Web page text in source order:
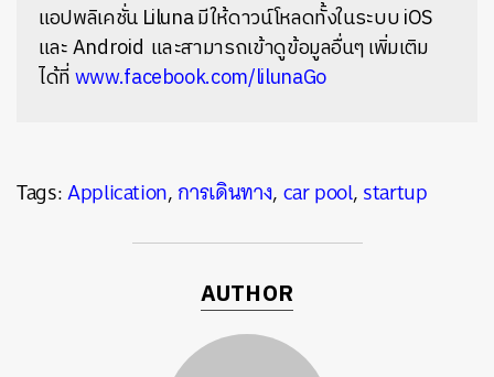
แอปพลิเคชั่น Liluna มีให้ดาวน์โหลดทั้งในระบบ iOS
และ Android และสามารถเข้าดูข้อมูลอื่นๆ เพิ่มเติม
ได้ที่www.facebook.com/lilunaGo
Tags:Application,การเดินทาง,car pool,startup
AUTHOR